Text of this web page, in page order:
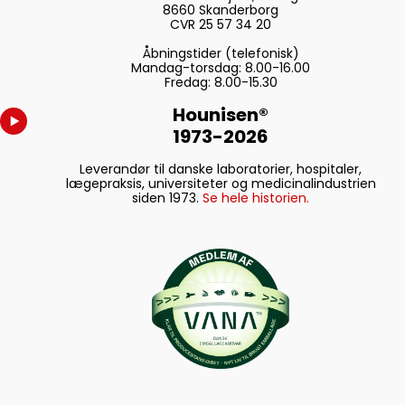
emballagefilmen
er fjernet.
StackPack
Effektiv. Stabil.
SARSTEDT
StackPack er den
optimale løsning
til højeffektive
arbejdspladser.
8660 Skanderborg
CVR 25 57 34 20
Åbningstider (telefonisk)
Mandag-torsdag: 8.00-16.00
Fredag: 8.00-15.30
Hounisen®
1973-2026
Leverandør til danske laboratorier, hospitaler,
lægepraksis, universiteter og medicinalindustrien
siden 1973. Se hele historien.